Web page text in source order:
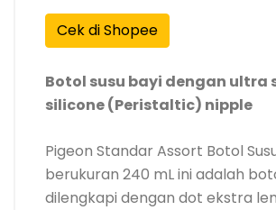
Cek di Shopee
Botol susu bayi dengan ultra
silicone (Peristaltic) nipple
Pigeon Standar Assort Botol
berukuran 240 mL ini adalah
dilengkapi dengan dot ekstra